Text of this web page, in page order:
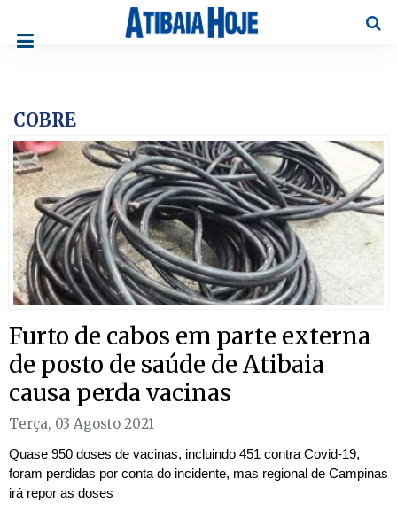
COBRE
Furto de cabos em parte externa
de posto de saúde de Atibaia
causa perda vacinas
Terça, 03 Agosto 2021
Quase 950 doses de vacinas, incluindo 451 contra Covid-19,
foram perdidas por conta do incidente, mas regional de Campinas
irá repor as doses